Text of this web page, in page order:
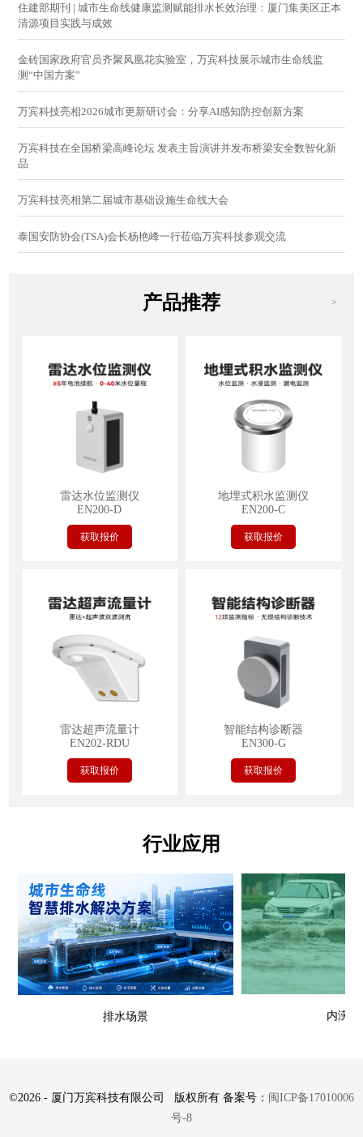
住建部期刊 | 城市生命线健康监测赋能排水长效治理：厦门集美区正本
清源项目实践与成效
金砖国家政府官员齐聚凤凰花实验室，万宾科技展示城市生命线监
测“中国方案”
万宾科技亮相2026城市更新研讨会：分享AI感知防控创新方案
万宾科技在全国桥梁高峰论坛 发表主旨演讲并发布桥梁安全数智化新
品
万宾科技亮相第二届城市基础设施生命线大会
泰国安防协会(TSA)会长杨艳峰一行莅临万宾科技参观交流
产品推荐 >
雷达水位监测仪
EN200-D
获取报价
地埋式积水监测仪
EN200-C
获取报价
雷达超声流量计
EN202-RDU
获取报价
智能结构诊断器
EN300-G
获取报价
行业应用
排水场景 内涝场
©2026 - 厦门万宾科技有限公司 版权所有 备案号： 闽ICP备17010006
号-8